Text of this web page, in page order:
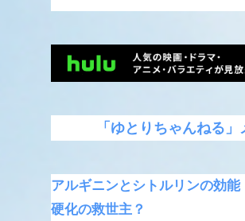
「ゆとりちゃんねる
アルギニンとシトルリンの効
硬化の救世主？